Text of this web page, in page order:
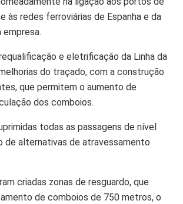
às redes ferroviárias de Espanha e da
empresa.
e eletrificação da Linha da
do traçado, com a construção
que permitem o aumento de
dos comboios.
todas as passagens de nível
de alternativas de atravessamento
criadas zonas de resguardo, que
de comboios de 750 metros, o